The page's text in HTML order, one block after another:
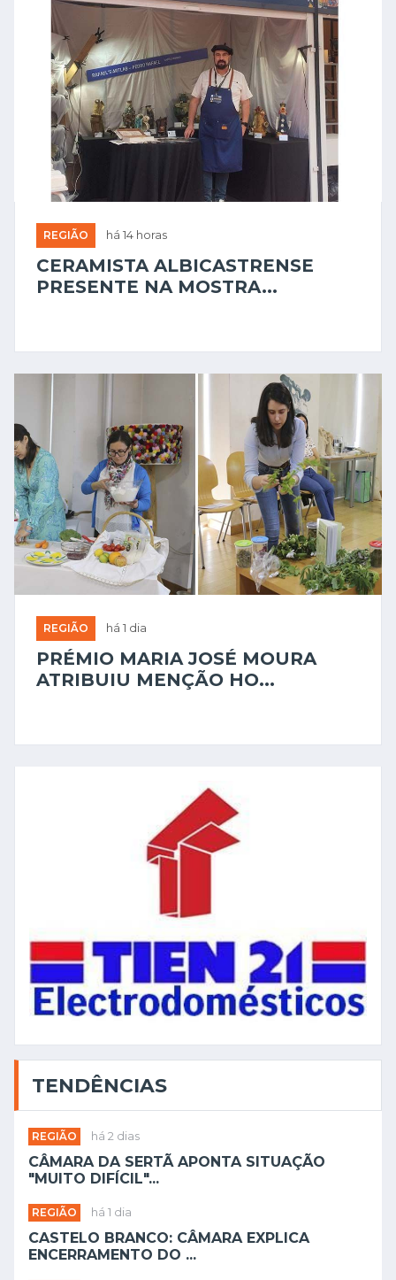
REGIÃO há 14 horas
CERAMISTA ALBICASTRENSE
PRESENTE NA MOSTRA...
REGIÃO há 1 dia
PRÉMIO MARIA JOSÉ MOURA
ATRIBUIU MENÇÃO HO...
TENDÊNCIAS
REGIÃO há 2 dias
CÂMARA DA SERTÃ APONTA SITUAÇÃO
"MUITO DIFÍCIL"...
REGIÃO há 1 dia
CASTELO BRANCO: CÂMARA EXPLICA
ENCERRAMENTO DO ...